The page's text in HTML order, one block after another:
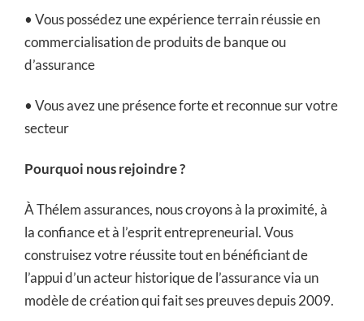
• Vous possédez une expérience terrain réussie en
commercialisation de produits de banque ou
d’assurance
• Vous avez une présence forte et reconnue sur votre
secteur
Pourquoi nous rejoindre ?
À Thélem assurances, nous croyons à la proximité, à
la confiance et à l’esprit entrepreneurial. Vous
construisez votre réussite tout en bénéficiant de
l’appui d’un acteur historique de l’assurance via un
modèle de création qui fait ses preuves depuis 2009.